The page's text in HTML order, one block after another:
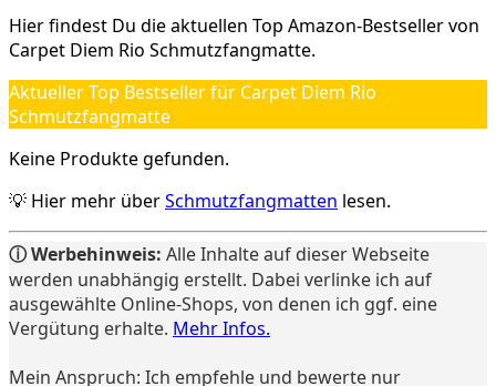
Hier findest Du die aktuellen Top Amazon-Bestseller von
Carpet Diem Rio Schmutzfangmatte.
Aktueller Top Bestseller für Carpet Diem Rio
Schmutzfangmatte
Keine Produkte gefunden.
💡 Hier mehr überSchmutzfangmatten lesen.
ⓘ Werbehinweis: Alle Inhalte auf dieser Webseite
werden unabhängig erstellt. Dabei verlinke ich auf
ausgewählte Online-Shops, von denen ich ggf. eine
Vergütung erhalte. Mehr Infos.
Mein Anspruch: Ich empfehle und bewerte nur